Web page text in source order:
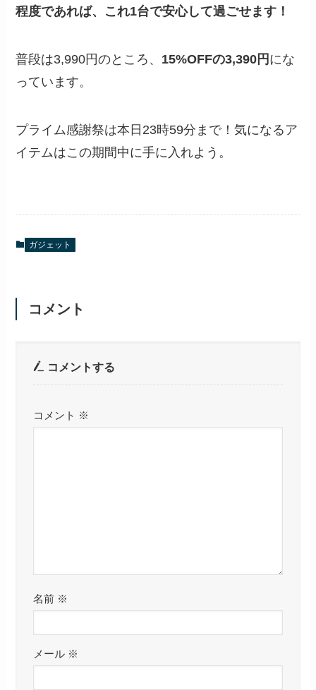
程度であれば、これ1台で安心して過ごせます！
普段は3,990円のところ、 15%OFFの3,390円 にな
っています。
プライム感謝祭は本日23時59分まで！気になるア
イテムはこの期間中に手に入れよう。
ガジェット
コメント
コメントする
コメント ※
名前 ※
メール ※